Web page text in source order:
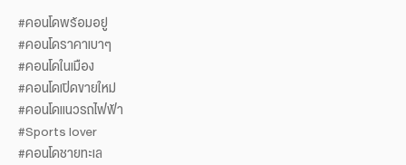
#คอนโดพร้อมอยู่
#คอนโดราคาเบาๆ
#คอนโดในเมือง
#คอนโดเปิดขายใหม่
#คอนโดแนวรถไฟฟ้า
#Sports lover
#คอนโดชายทะเล